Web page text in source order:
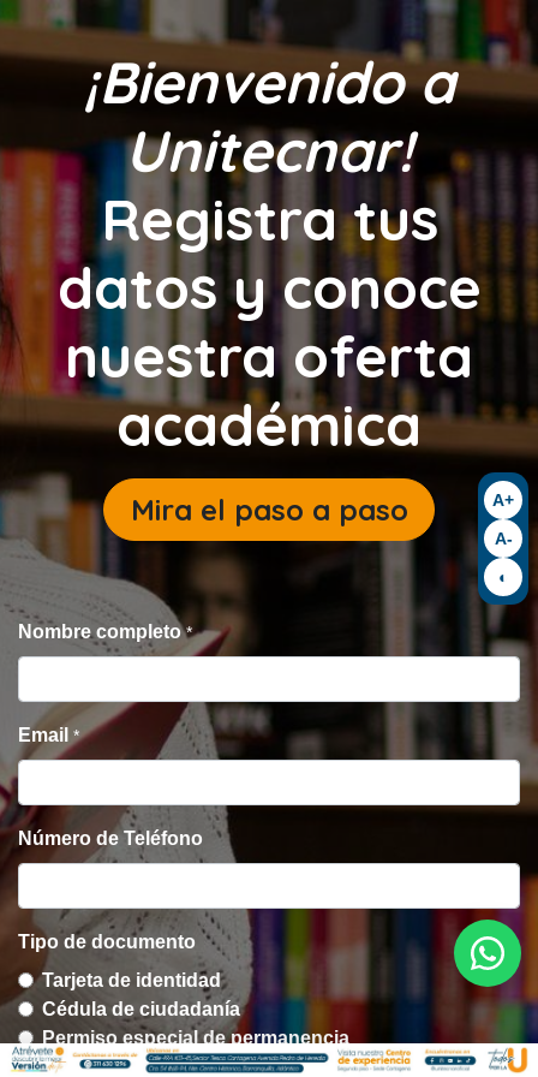
¡Bienvenido a
Unitecnar!
Registra tus
datos y conoce
nuestra oferta
académica
Mira el paso a paso
Nombre completo *
Email *
Número de Teléfono
Tipo de documento
Tarjeta de identidad
Cédula de ciudadanía
Permiso especial de permanencia
A+
A-
◐